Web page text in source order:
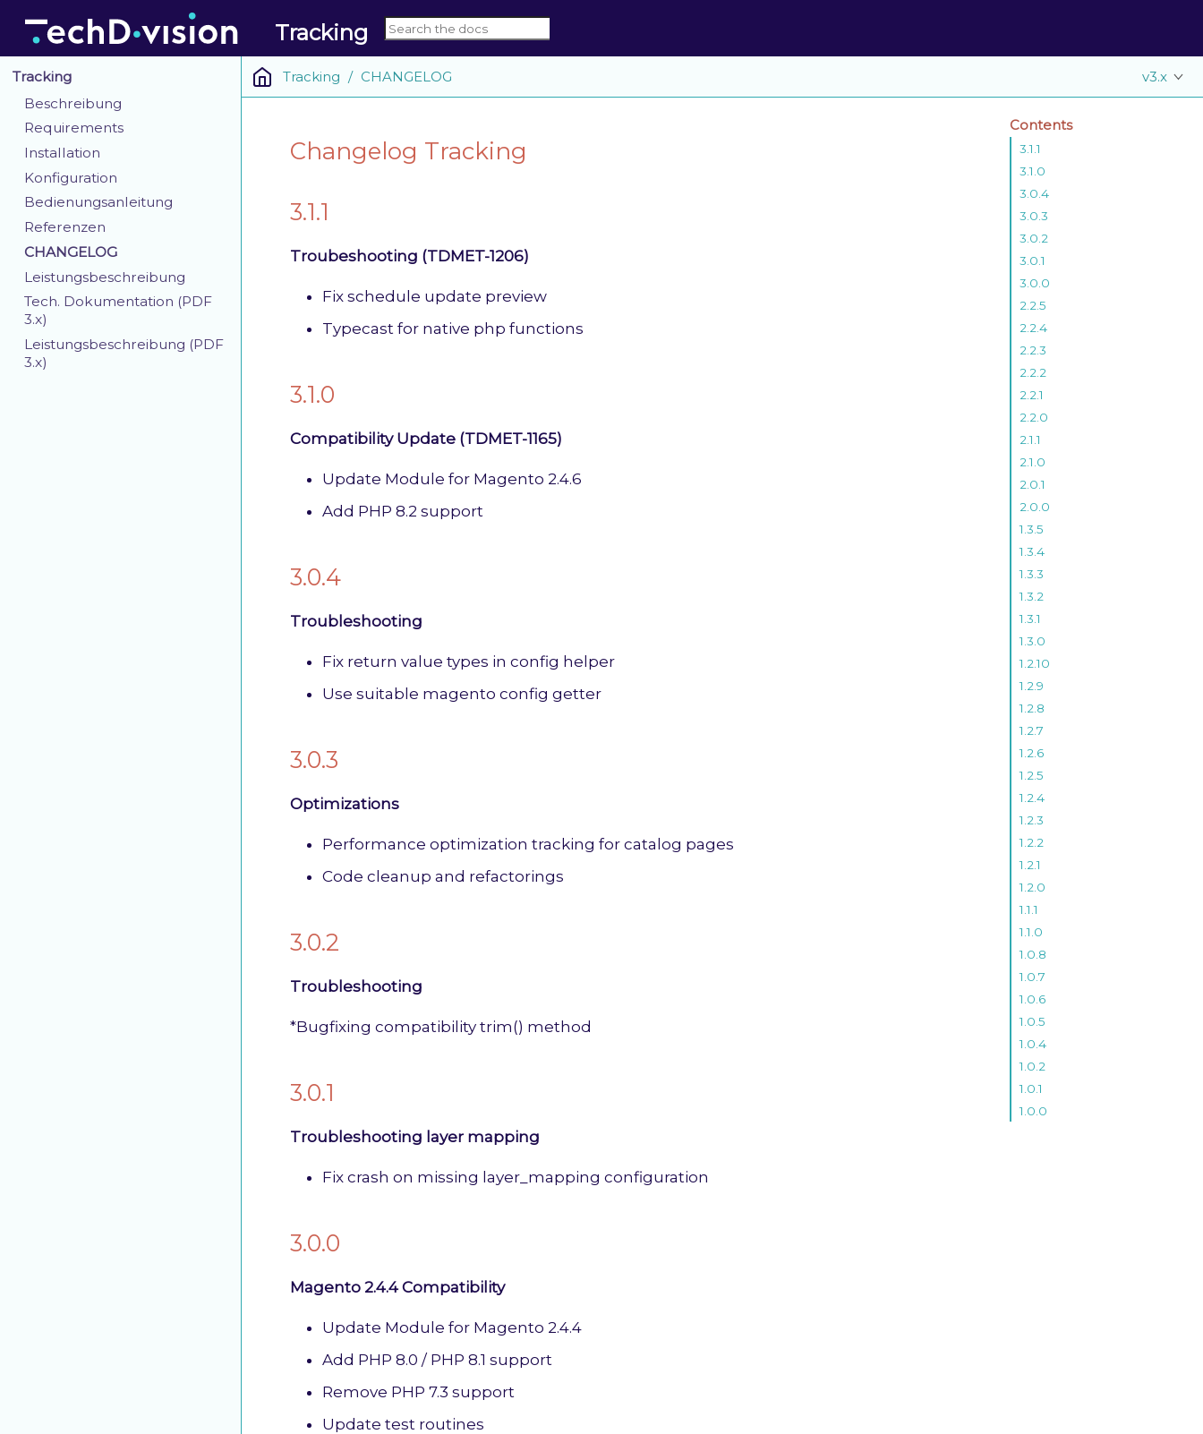
Tracking
Tracking
Beschreibung
Requirements
Installation
Konfiguration
Bedienungsanleitung
Referenzen
CHANGELOG
Leistungsbeschreibung
Tech. Dokumentation (PDF
3.x)
Leistungsbeschreibung (PDF
3.x)
Tracking CHANGELOG v3.x
Contents
3.1.1
3.1.0
3.0.4
3.0.3
3.0.2
3.0.1
3.0.0
2.2.5
2.2.4
2.2.3
2.2.2
2.2.1
2.2.0
2.1.1
2.1.0
2.0.1
2.0.0
1.3.5
1.3.4
1.3.3
1.3.2
1.3.1
1.3.0
1.2.10
1.2.9
1.2.8
1.2.7
1.2.6
1.2.5
1.2.4
1.2.3
1.2.2
1.2.1
1.2.0
1.1.1
1.1.0
1.0.8
1.0.7
1.0.6
1.0.5
1.0.4
1.0.2
1.0.1
1.0.0
Changelog Tracking
3.1.1
Troubeshooting (TDMET-1206)
Fix schedule update preview
Typecast for native php functions
3.1.0
Compatibility Update (TDMET-1165)
Update Module for Magento 2.4.6
Add PHP 8.2 support
3.0.4
Troubleshooting
Fix return value types in config helper
Use suitable magento config getter
3.0.3
Optimizations
Performance optimization tracking for catalog pages
Code cleanup and refactorings
3.0.2
Troubleshooting
*Bugfixing compatibility trim() method
3.0.1
Troubleshooting layer mapping
Fix crash on missing layer_mapping configuration
3.0.0
Magento 2.4.4 Compatibility
Update Module for Magento 2.4.4
Add PHP 8.0 / PHP 8.1 support
Remove PHP 7.3 support
Update test routines